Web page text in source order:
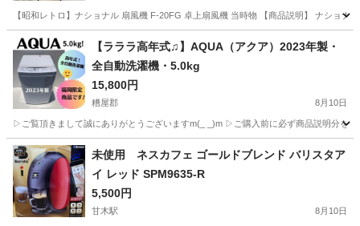
【昭和レトロ】ナショナル 扇風機 F-20FG 卓上扇風機 当時物 【商品説明】 ナショ
福岡 中間市 筑豊中間駅 季節、空調家電
【ラララ高年式♫】AQUA（アクア）2023年製・
全自動洗濯機・5.0kg
15,800円
糟屋郡 8月10日
▷ご覧頂きまして誠にありがとうございますm(_ _)m ▷ご購入前に必ず商品説明分
福岡 糟屋郡 生活家電
未使用 ネスカフェ ゴールドブレンド バリスタア
イ レッド SPM9635-R
5,500円
甘木駅 8月10日